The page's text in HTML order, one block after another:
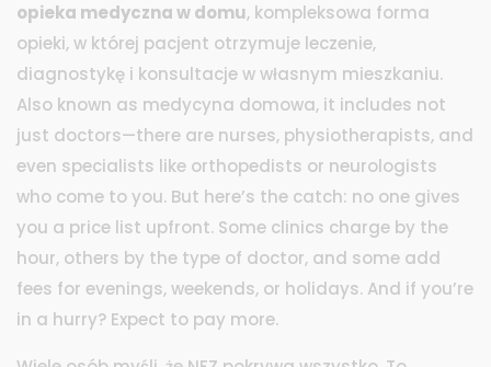
opieka medyczna w domu, kompleksowa forma
opieki, w której pacjent otrzymuje leczenie,
diagnostykę i konsultacje w własnym mieszkaniu.
Also known as medycyna domowa, it includes not
just doctors—there are nurses, physiotherapists, and
even specialists like orthopedists or neurologists
who come to you. But here’s the catch: no one gives
you a price list upfront. Some clinics charge by the
hour, others by the type of doctor, and some add
fees for evenings, weekends, or holidays. And if you’re
in a hurry? Expect to pay more.